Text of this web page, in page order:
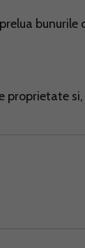
bunurile
proprietate si,